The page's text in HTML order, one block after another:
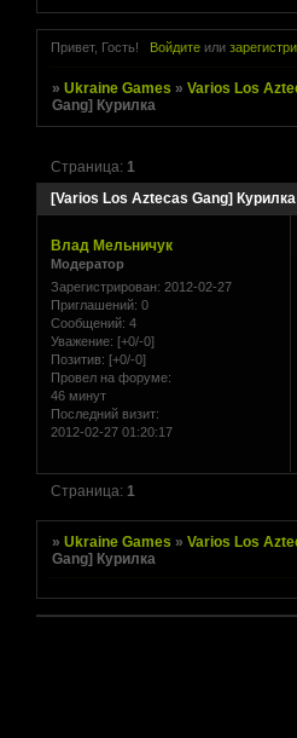
Привет, Гость! Войдитеили
»Ukraine Games »Varios Los
Gang] Курилка
[Varios Los Aztecas Gang] Курилка
Страница:1
Влад Мельничук
Модератор
Зарегистрирован: 2012-02-27
Приглашений: 0
Сообщений: 4
Уважение: [+0/-0]
Позитив: [+0/-0]
Провел на форуме:
46 минут
Последний визит:
2012-02-27 01:20:17
Страница:1
»Ukraine Games »Varios Los
Gang] Курилка